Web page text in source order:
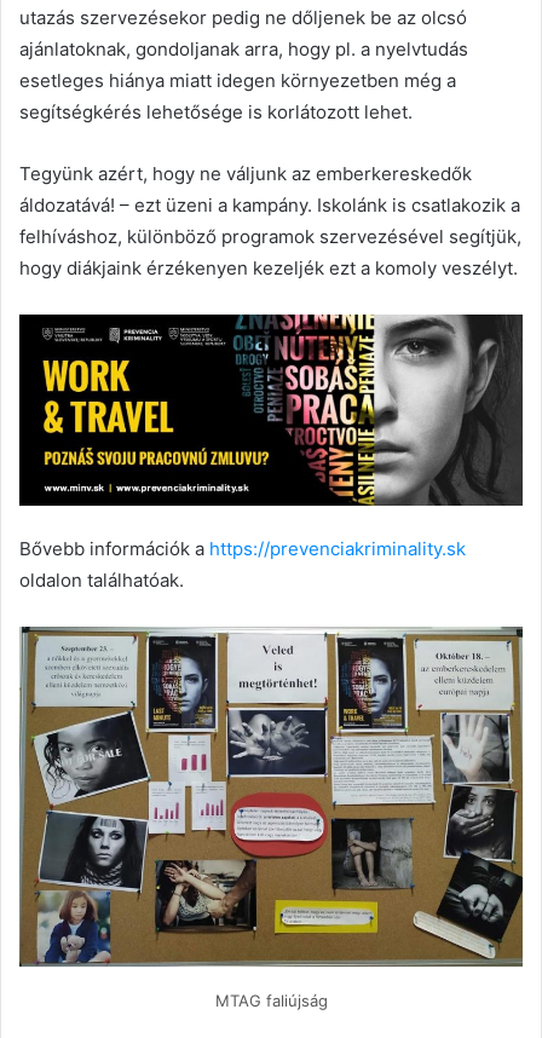
utazás szervezésekor pedig ne dőljenek be az olcsó
ajánlatoknak, gondoljanak arra, hogy pl. a nyelvtudás
esetleges hiánya miatt idegen környezetben még a
segítségkérés lehetősége is korlátozott lehet.
Tegyünk azért, hogy ne váljunk az emberkereskedők
áldozatává! – ezt üzeni a kampány. Iskolánk is csatlakozik a
felhíváshoz, különböző programok szervezésével segítjük,
hogy diákjaink érzékenyen kezeljék ezt a komoly veszélyt.
Bővebb információk a https://prevenciakriminality.sk
oldalon találhatóak.
MTAG faliújság